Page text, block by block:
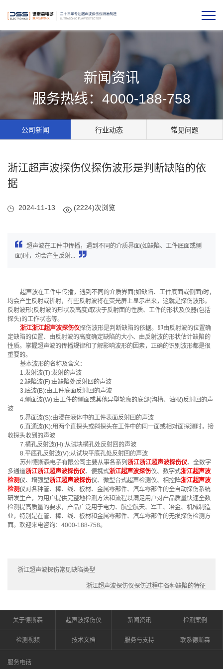
新闻资讯
服务热线：4000-188-758
公司新闻 行业动态 常见问题
浙江超声波探伤仪探伤波形是判断缺陷的依
据
2024-11-13 (2224)次浏览
超声波在工件中传播，遇到不同的介质界面(如缺陷、工件底面或侧
面)时，均会产生反射...
超声波在工件中传播，遇到不同的介质界面(如缺陷、工件底面或侧面)时，
均会产生反射或折射，有些反射波将在荧光屏上显示出来，这就是探伤波形。
反射波形(反射波的形状及高度)取决于反射面的性质、工件的形状及仪器(包括
探头)的工作状态等。
浙江浙江超声波探伤仪探伤波形是判断缺陷的依据。即由反射波的位置确
定缺陷的位置、由反射波的高度确定缺陷的大小、由反射波的形状估计缺陷的
性质。掌握超声波的传播规律和了解影响波形的因素，正确的识别波形都是很
重要的。
基本波形的名称及含义：
1.发射波(T):发射的声波
2.缺陷波(F):由缺陷处反射回的声波
3.底波(B):由工件底面反射回的声波
4.侧面波(W):由工件的侧面或其他异型轮廓的底部(沟槽、油眼)反射回的声
波
5.界面波(S):由浸在液体中的工件表面反射回的声波
6.直通波(K):用两个直探头或斜探头在工件中的同一面或相对面探测时，接
收探头收到的声波
7.横孔反射波(H):从试块横孔处反射回的声波
8.平底孔反射波(V):从试块平底孔处反射回的声波
苏州德斯森电子有限公司主要从事各系列 浙江浙江超声波探伤仪、全数字
多通道浙江浙江超声波探伤仪、便携式浙江超声波探伤仪、数字式浙江超声波
检测仪、增强型浙江超声波探伤仪、微型台式超声检测仪、相控阵浙江超声波
检测仪对各种管、棒、线、板材、金属零部件、汽车零部件的全自动探伤系统
研发生产，为用户提供完整地检测方法和流程以满足用户对产品质量快速全数
检测提高质量的要求，产品广泛用于电力、航空航天、军工、冶金、机械制造
业，特别是在管、棒、线、板材和金属零部件、汽车零部件的无损探伤检测方
面。欢迎来电咨询：4000-188-758。
浙江超声波探伤常见缺陷类型
浙江超声波探伤仪探伤过程中各种缺陷的特征
关于德斯森 超声波探伤仪 新闻资讯 检测案例
检测视频 技术文档 服务与支持 联系德斯森
服务电话